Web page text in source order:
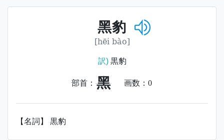
黑豹
[hēi bào]
訳)黒豹
部首： 黑 画数： 0
【名詞】 黒豹